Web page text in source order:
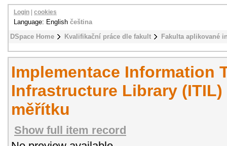
DSpace Home Kvalifikační práce dle fakult Fakulta aplikované
Login cookies
Language: English čeština
Implementace Information
Infrastructure Library (ITIL)
měřítku
Show full item record